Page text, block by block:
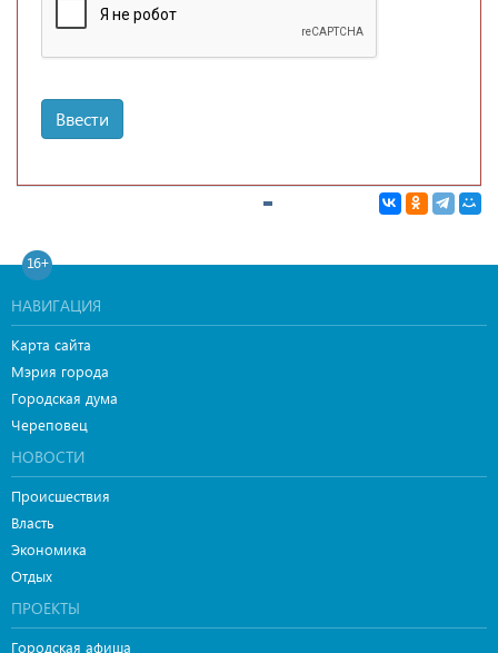
Ввести
16+
НАВИГАЦИЯ
Карта сайта
Мэрия города
Городская дума
Череповец
НОВОСТИ
Происшествия
Власть
Экономика
Отдых
ПРОЕКТЫ
Городская афиша